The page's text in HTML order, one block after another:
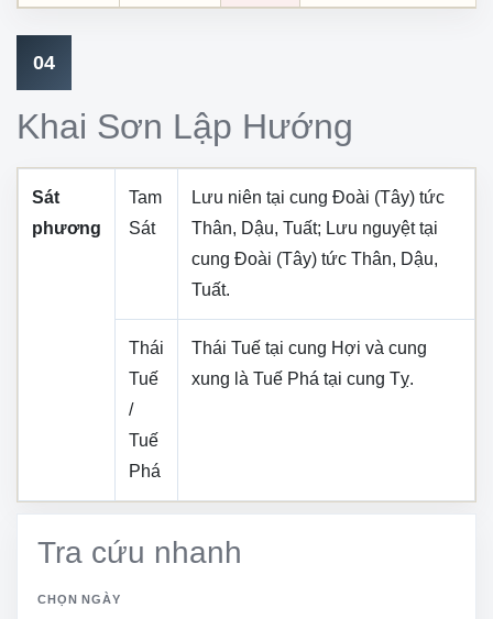
04
Khai Sơn Lập Hướng
Sát
phương
Tam
Sát
Lưu niên tại cung Đoài (Tây) tức
Thân, Dậu, Tuất; Lưu nguyệt tại
cung Đoài (Tây) tức Thân, Dậu,
Tuất.
Thái
Tuế
/
Tuế
Phá
Thái Tuế tại cung Hợi và cung
xung là Tuế Phá tại cung Tỵ.
Tra cứu nhanh
CHỌN NGÀY